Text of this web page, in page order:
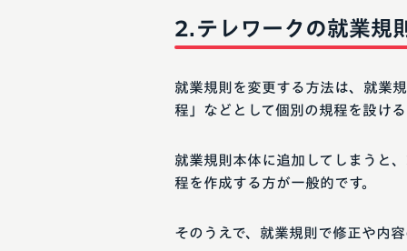
テレワークの就業規
就業規則を変更する方法は、就業
程」などとして個別の規程を設ける
就業規則本体に追加してしまうと
程を作成する方が一般的です。
そのうえで、就業規則で修正や内